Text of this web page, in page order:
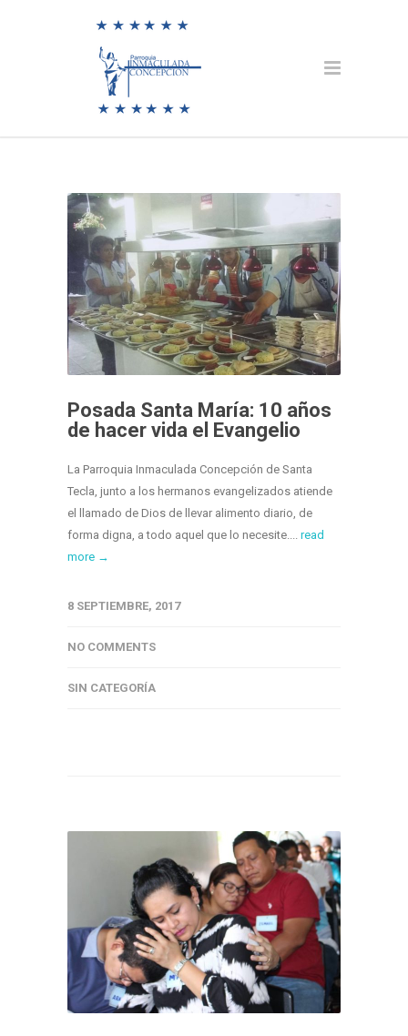
Posada Santa María: 10 años
de hacer vida el Evangelio
La Parroquia Inmaculada Concepción de Santa
Tecla, junto a los hermanos evangelizados atiende
el llamado de Dios de llevar alimento diario, de
forma digna, a todo aquel que lo necesite.... read
more →
8 SEPTIEMBRE, 2017
NO COMMENTS
SIN CATEGORÍA